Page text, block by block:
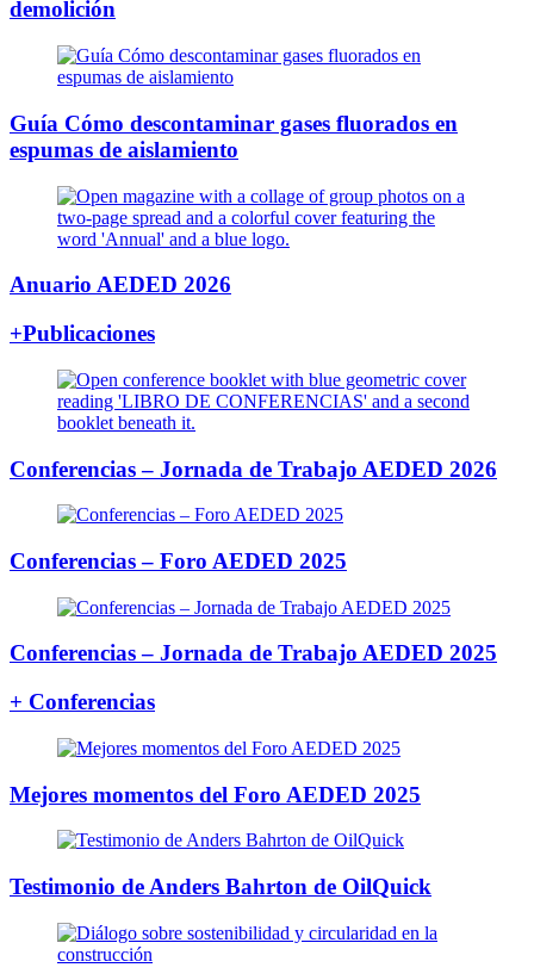
demolición
Guía Cómo descontaminar gases fluorados en
espumas de aislamiento
Anuario AEDED 2026
+Publicaciones
Conferencias – Jornada de Trabajo AEDED 2026
Conferencias – Foro AEDED 2025
Conferencias – Jornada de Trabajo AEDED 2025
+ Conferencias
Mejores momentos del Foro AEDED 2025
Testimonio de Anders Bahrton de OilQuick